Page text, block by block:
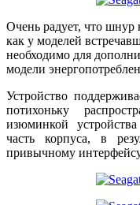
Очень радует, что шнур
как у моделей
необходимо для
модели
Устройство
потихоньку
изюминкой
часть корпуса, в
привычному